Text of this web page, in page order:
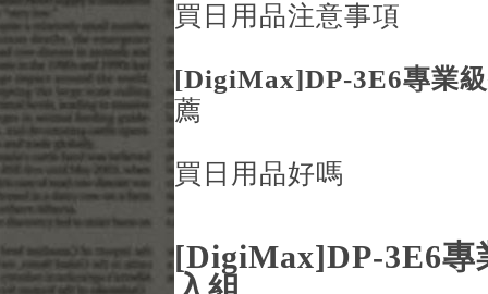
買日用品注意事項
[DigiMax]DP-3E6專業
薦
買日用品好嗎
[DigiMax]DP-3E6專